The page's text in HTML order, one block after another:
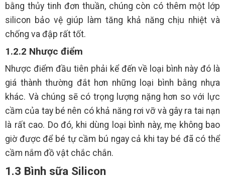
bằng thủy tinh đơn thuần, chúng còn có thêm một lớp
silicon bảo vệ giúp làm tăng khả năng chịu nhiệt và
chống va đập rất tốt.
1.2.2 Nhược điểm
Nhược điểm đầu tiên phải kể đến về loại bình này đó là
giá thành thường đắt hơn những loại bình bằng nhựa
khác. Và chúng sẽ có trọng lượng nặng hơn so với lực
cầm của tay bé nên có khả năng rơi vỡ và gây ra tai nạn
là rất cao. Do đó, khi dùng loại bình này, mẹ không bao
giờ được để bé tự cầm bú ngay cả khi tay bé đã có thể
cầm nắm đồ vật chắc chắn.
1.3 Bình sữa Silicon